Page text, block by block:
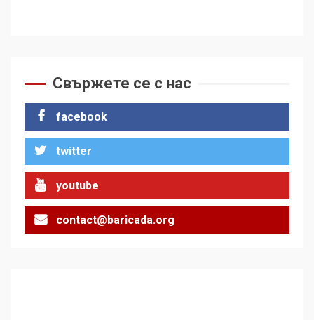
Свържете се с нас
facebook
twitter
youtube
contact@baricada.org